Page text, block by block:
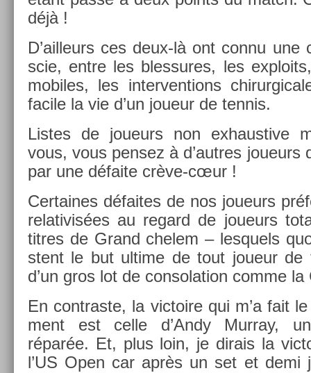
déjà !
D’ail­leurs ces deux-là ont connu une
scie, entre les bles­sures, les
mobiles, les in­ter­ven­tions
facile la vie d’un joueur de ten­nis.
Li­stes de joueurs non ex­haus­tive
vous, vous pen­sez à d’aut­res joueurs
par une défaite crève-cœur !
Cer­taines défaites de nos joueurs
re­lativis­ées au re­gard de joueurs
tit­res de Grand chelem – les­quels
stent le but ul­time de tout joueur de
d’un gros lot de con­sola­tion comme
En contra­ste, la vic­toire qui m’a fait
ment est celle d’Andy Mur­ray,
réparée. Et, plus loin, je di­rais la
l’US Open car après un set et demi